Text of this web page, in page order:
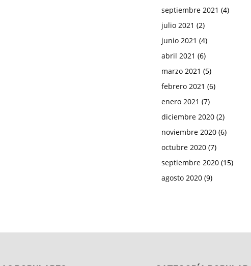
septiembre 2021 (4)
julio 2021 (2)
junio 2021 (4)
abril 2021 (6)
marzo 2021 (5)
febrero 2021 (6)
enero 2021 (7)
diciembre 2020 (2)
noviembre 2020 (6)
octubre 2020 (7)
septiembre 2020 (15)
agosto 2020 (9)